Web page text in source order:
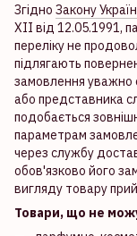
Згідно Закону
XII від 12.05.1991,
переліку не
підлягають
замовлення уважно
або представника
подобається
параметрам
через службу
обов'язково його
вигляду товару
Товари, що не